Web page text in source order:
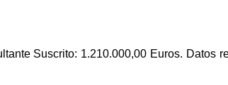
Suscrito: 1.210.000,00 Euros. Datos